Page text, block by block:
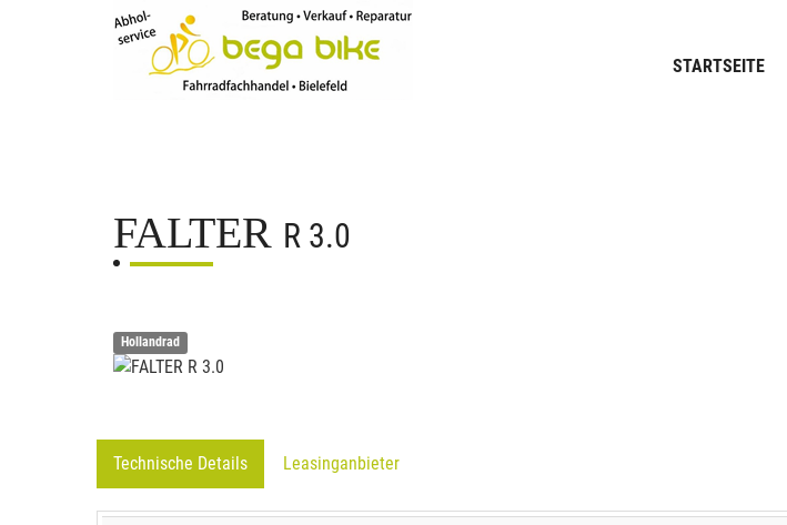
STARTSEITE
FALTER R 3.0
Hollandrad
Technische Details Leasinganbieter